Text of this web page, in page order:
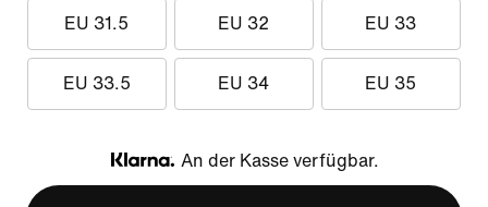
EU 31.5 EU 32 EU 33
EU 33.5 EU 34 EU 35
Klarna
An der Kasse verfügbar.